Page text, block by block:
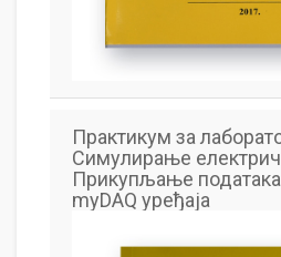
Практикум за
Симулирање
Прикупљање
myDAQ уређаја